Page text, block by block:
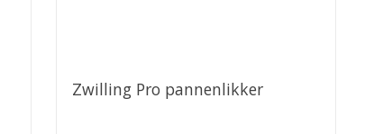
Zwilling Pro pannenlikker